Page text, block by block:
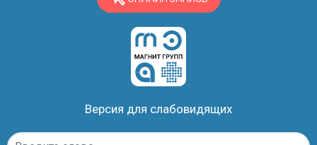
Версия для слабовидящих